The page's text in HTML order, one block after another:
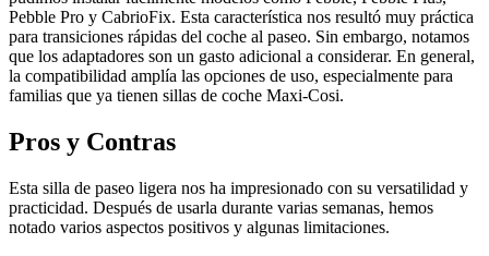
Pebble Pro y CabrioFix. Esta característica nos resultó muy práctica
para transiciones rápidas del coche al paseo. Sin embargo, notamos
que los adaptadores son un gasto adicional a considerar. En general,
la compatibilidad amplía las opciones de uso, especialmente para
familias que ya tienen sillas de coche Maxi-Cosi.
Pros y Contras
Esta silla de paseo ligera nos ha impresionado con su versatilidad y
practicidad. Después de usarla durante varias semanas, hemos
notado varios aspectos positivos y algunas limitaciones.